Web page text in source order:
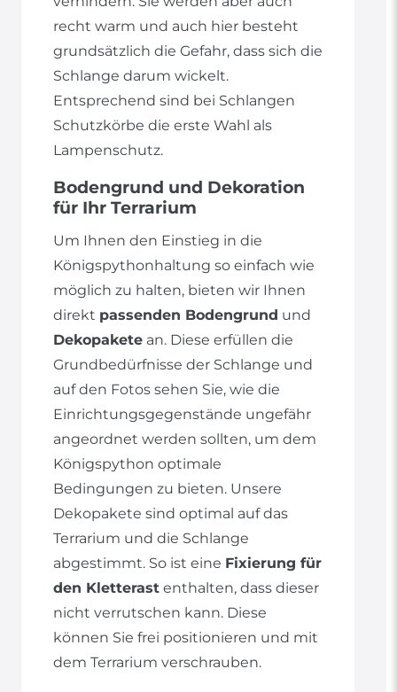
recht warm und auch hier besteht
grundsätzlich die Gefahr, dass sich die
Schlange darum wickelt.
Entsprechend sind bei Schlangen
Schutzkörbe die erste Wahl als
Lampenschutz.
Bodengrund und Dekoration
für Ihr Terrarium
Um Ihnen den Einstieg in die
Königspythonhaltung so einfach wie
möglich zu halten, bieten wir Ihnen
direkt passenden Bodengrund und
Dekopakete an. Diese erfüllen die
Grundbedürfnisse der Schlange und
auf den Fotos sehen Sie, wie die
Einrichtungsgegenstände ungefähr
angeordnet werden sollten, um dem
Königspython optimale
Bedingungen zu bieten. Unsere
Dekopakete sind optimal auf das
Terrarium und die Schlange
abgestimmt. So ist eine Fixierung für
den Kletterast enthalten, dass dieser
nicht verrutschen kann. Diese
können Sie frei positionieren und mit
dem Terrarium verschrauben.